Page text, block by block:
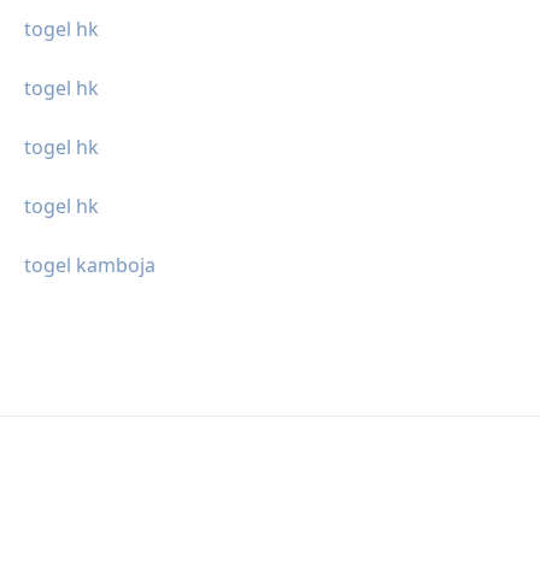
togel hk
togel hk
togel hk
togel hk
togel kamboja